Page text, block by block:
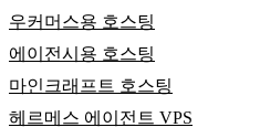
우커머스용 호스팅
에이전시용 호스팅
마인크래프트 호스팅
헤르메스 에이전트 VPS